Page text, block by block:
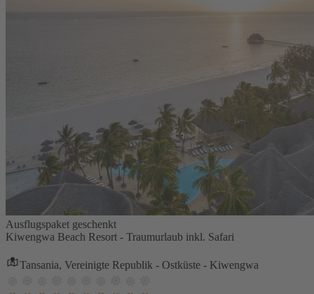
Ausflugspaket geschenkt
Kiwengwa Beach Resort - Traumurlaub inkl. Safari
Tansania, Vereinigte Republik - Ostküste - Kiwengwa